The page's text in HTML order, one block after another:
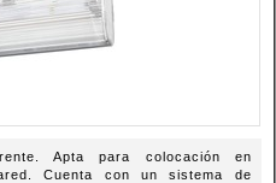
Apta para colocación en
Cuenta con un sistema de